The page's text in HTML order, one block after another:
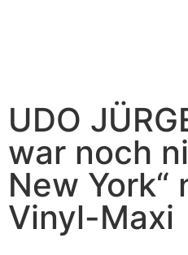
UDO
war noch
New York“
Vinyl-Maxi